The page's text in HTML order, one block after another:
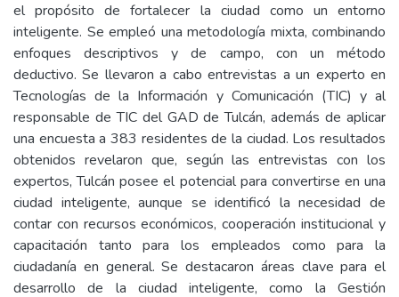
el propósito de fortalecer la ciudad como un entorno
inteligente. Se empleó una metodología mixta, combinando
enfoques descriptivos y de campo, con un método
deductivo. Se llevaron a cabo entrevistas a un experto en
Tecnologías de la Información y Comunicación (TIC) y al
responsable de TIC del GAD de Tulcán, además de aplicar
una encuesta a 383 residentes de la ciudad. Los resultados
obtenidos revelaron que, según las entrevistas con los
expertos, Tulcán posee el potencial para convertirse en una
ciudad inteligente, aunque se identificó la necesidad de
contar con recursos económicos, cooperación institucional y
capacitación tanto para los empleados como para la
ciudadanía en general. Se destacaron áreas clave para el
desarrollo de la ciudad inteligente, como la Gestión